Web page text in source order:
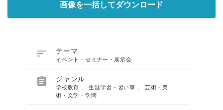
画像を一括してダウンロード
 テーマ
イベント・セミナー・展示会
 ジャンル
学校教育 、生涯学習・習い事
芸術・美
術・文学・学問